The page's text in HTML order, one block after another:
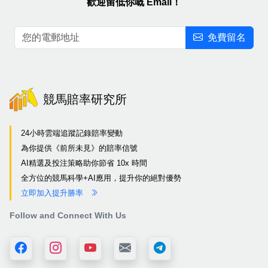
免費留名
競馬賠率研究所
24小時雲端追蹤記錄賠率變動
為你提供《前所未見》的賠率信號
AI精選及投注策略助你節省 10x 時間
全方位的競馬科學+AI應用，提升你的絕對優勢
立即加入提升勝率
Follow and Connect With Us